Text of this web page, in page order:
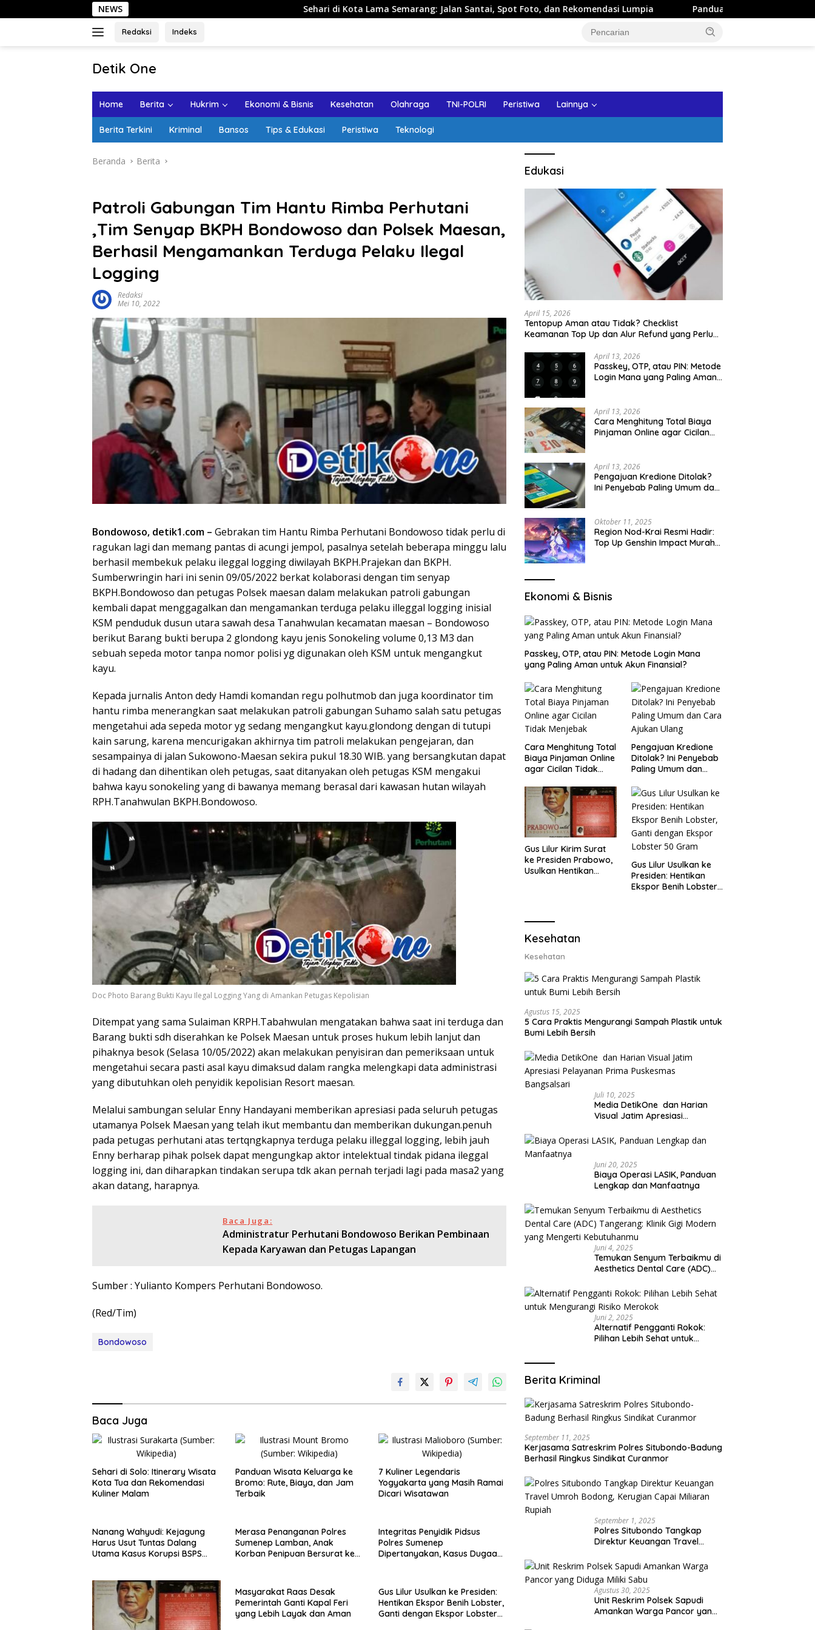
ke
NEWS Sehari di Kota Lama Semarang: Jalan Santai, Spot Foto, dan Rekomendasi Lumpia Panduan Wisata Keluarga ke Kota Batu:
Redaksi Indeks
Detik One
Ungkap
Home Berita Hukrim Ekonomi & Bisnis Kesehatan Olahraga TNI-POLRI Peristiwa Lainnya
Berita Terkini Kriminal Bansos Tips & Edukasi Peristiwa Teknologi
Beranda Berita
Patroli Gabungan Tim Hantu Rimba Perhutani
,Tim Senyap BKPH Bondowoso dan Polsek Maesan,
Berhasil Mengamankan Terduga Pelaku Ilegal
Logging
Redaksi
Mei 10, 2022
Bondowoso, detik1.com – Gebrakan tim Hantu Rimba Perhutani Bondowoso tidak perlu di
ragukan lagi dan memang pantas di acungi jempol, pasalnya setelah beberapa minggu lalu
berhasil membekuk pelaku ileggal logging diwilayah BKPH.Prajekan dan BKPH.
Sumberwringin hari ini senin 09/05/2022 berkat kolaborasi dengan tim senyap
BKPH.Bondowoso dan petugas Polsek maesan dalam melakukan patroli gabungan
kembali dapat menggagalkan dan mengamankan terduga pelaku illeggal logging inisial
KSM penduduk dusun utara sawah desa Tanahwulan kecamatan maesan – Bondowoso
berikut Barang bukti berupa 2 glondong kayu jenis Sonokeling volume 0,13 M3 dan
sebuah sepeda motor tanpa nomor polisi yg digunakan oleh KSM untuk mengangkut
kayu.
Kepada jurnalis Anton dedy Hamdi komandan regu polhutmob dan juga koordinator tim
hantu rimba menerangkan saat melakukan patroli gabungan Suhamo salah satu petugas
mengetahui ada sepeda motor yg sedang mengangkut kayu.glondong dengan di tutupi
kain sarung, karena mencurigakan akhirnya tim patroli melakukan pengejaran, dan
sesampainya di jalan Sukowono-Maesan sekira pukul 18.30 WIB. yang bersangkutan dapat
di hadang dan dihentikan oleh petugas, saat ditanyakan oleh petugas KSM mengakui
bahwa kayu sonokeling yang di bawanya memang berasal dari kawasan hutan wilayah
RPH.Tanahwulan BKPH.Bondowoso.
Doc Photo Barang Bukti Kayu Ilegal Logging Yang di Amankan Petugas Kepolisian
Ditempat yang sama Sulaiman KRPH.Tabahwulan mengatakan bahwa saat ini terduga dan
Barang bukti sdh diserahkan ke Polsek Maesan untuk proses hukum lebih lanjut dan
pihaknya besok (Selasa 10/05/2022) akan melakukan penyisiran dan pemeriksaan untuk
mengetahui secara pasti asal kayu dimaksud dalam rangka melengkapi data administrasi
yang dibutuhkan oleh penyidik kepolisian Resort maesan.
Melalui sambungan selular Enny Handayani memberikan apresiasi pada seluruh petugas
utamanya Polsek Maesan yang telah ikut membantu dan memberikan dukungan.penuh
pada petugas perhutani atas tertqngkapnya terduga pelaku illeggal logging, lebih jauh
Enny berharap pihak polsek dapat mengungkap aktor intelektual tindak pidana ileggal
logging ini, dan diharapkan tindakan serupa tdk akan pernah terjadi lagi pada masa2 yang
akan datang, harapnya.
Baca Juga:
Administratur Perhutani Bondowoso Berikan Pembinaan
Kepada Karyawan dan Petugas Lapangan
Sumber : Yulianto Kompers Perhutani Bondowoso.
(Red/Tim)
Bondowoso
Baca Juga
Sehari di Solo: Itinerary Wisata
Kota Tua dan Rekomendasi
Kuliner Malam
Panduan Wisata Keluarga ke
Bromo: Rute, Biaya, dan Jam
Terbaik
7 Kuliner Legendaris
Yogyakarta yang Masih Ramai
Dicari Wisatawan
Nanang Wahyudi: Kejagung
Harus Usut Tuntas Dalang
Utama Kasus Korupsi BSPS
Merasa Penanganan Polres
Sumenep Lamban, Anak
Korban Penipuan Bersurat ke
Integritas Penyidik Pidsus
Polres Sumenep
Dipertanyakan, Kasus Dugaan
Masyarakat Raas Desak
Pemerintah Ganti Kapal Feri
yang Lebih Layak dan Aman
Gus Lilur Usulkan ke Presiden:
Hentikan Ekspor Benih Lobster,
Ganti dengan Ekspor Lobster
Edukasi
April 15, 2026
Tentopup Aman atau Tidak? Checklist
Keamanan Top Up dan Alur Refund yang Perlu
April 13, 2026
Passkey, OTP, atau PIN: Metode
Login Mana yang Paling Aman
April 13, 2026
Cara Menghitung Total Biaya
Pinjaman Online agar Cicilan
April 13, 2026
Pengajuan Kredione Ditolak?
Ini Penyebab Paling Umum dan
Oktober 11, 2025
Region Nod-Krai Resmi Hadir:
Top Up Genshin Impact Murah
Ekonomi & Bisnis
Passkey, OTP, atau PIN: Metode Login Mana
yang Paling Aman untuk Akun Finansial?
Cara Menghitung Total
Biaya Pinjaman Online
agar Cicilan Tidak
Pengajuan Kredione
Ditolak? Ini Penyebab
Paling Umum dan
Gus Lilur Kirim Surat
ke Presiden Prabowo,
Usulkan Hentikan
Gus Lilur Usulkan ke
Presiden: Hentikan
Ekspor Benih Lobster,
Kesehatan
Kesehatan
Agustus 15, 2025
5 Cara Praktis Mengurangi Sampah Plastik untuk
Bumi Lebih Bersih
Juli 10, 2025
Media DetikOne dan Harian
Visual Jatim Apresiasi
Bangsalsari
Juni 20, 2025
Biaya Operasi LASIK, Panduan
Lengkap dan Manfaatnya
Juni 4, 2025
Temukan Senyum Terbaikmu di
Aesthetics Dental Care (ADC)
yang Mengerti Kebutuhanmu
Juni 2, 2025
Alternatif Pengganti Rokok:
Pilihan Lebih Sehat untuk
Berita Kriminal
September 11, 2025
Kerjasama Satreskrim Polres Situbondo-Badung
Berhasil Ringkus Sindikat Curanmor
September 1, 2025
Polres Situbondo Tangkap
Direktur Keuangan Travel
Capai Miliaran Rupiah
Agustus 30, 2025
Unit Reskrim Polsek Sapudi
Amankan Warga Pancor yang